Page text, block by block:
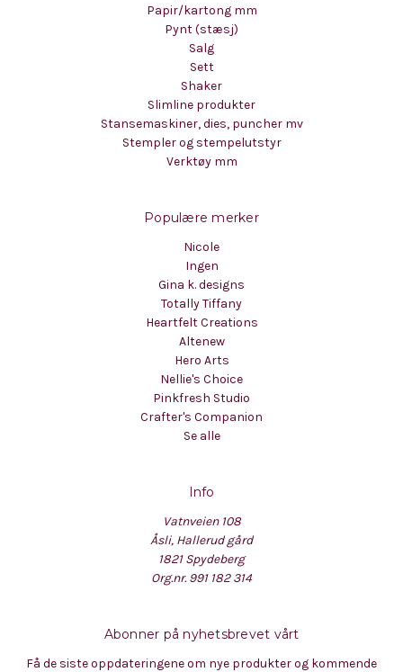
Papir/kartong mm
Pynt (stæsj)
Salg
Sett
Shaker
Slimline produkter
Stansemaskiner, dies, puncher mv
Stempler og stempelutstyr
Verktøy mm
Populære merker
Nicole
Ingen
Gina k. designs
Totally Tiffany
Heartfelt Creations
Altenew
Hero Arts
Nellie's Choice
Pinkfresh Studio
Crafter's Companion
Se alle
Info
Vatnveien 108
Åsli, Hallerud gård
1821 Spydeberg
Org.nr. 991 182 314
Abonner på nyhetsbrevet vårt
Få de siste oppdateringene om nye produkter og kommende